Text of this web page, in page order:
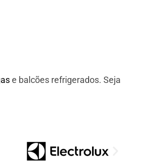
e balcões refrigerados. Seja